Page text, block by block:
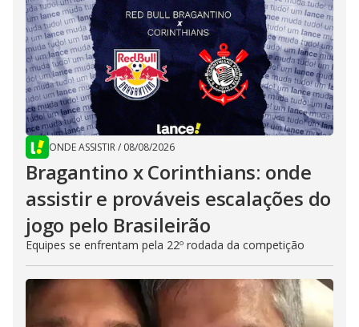
ONDE ASSISTIR/ 08/08/2026
Bragantino x Corinthians: onde
assistir e prováveis escalações do
jogo pelo Brasileirão
Equipes se enfrentam pela 22º rodada da competição